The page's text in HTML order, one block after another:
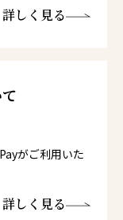
詳しく見る
がご利用いた
詳しく見る